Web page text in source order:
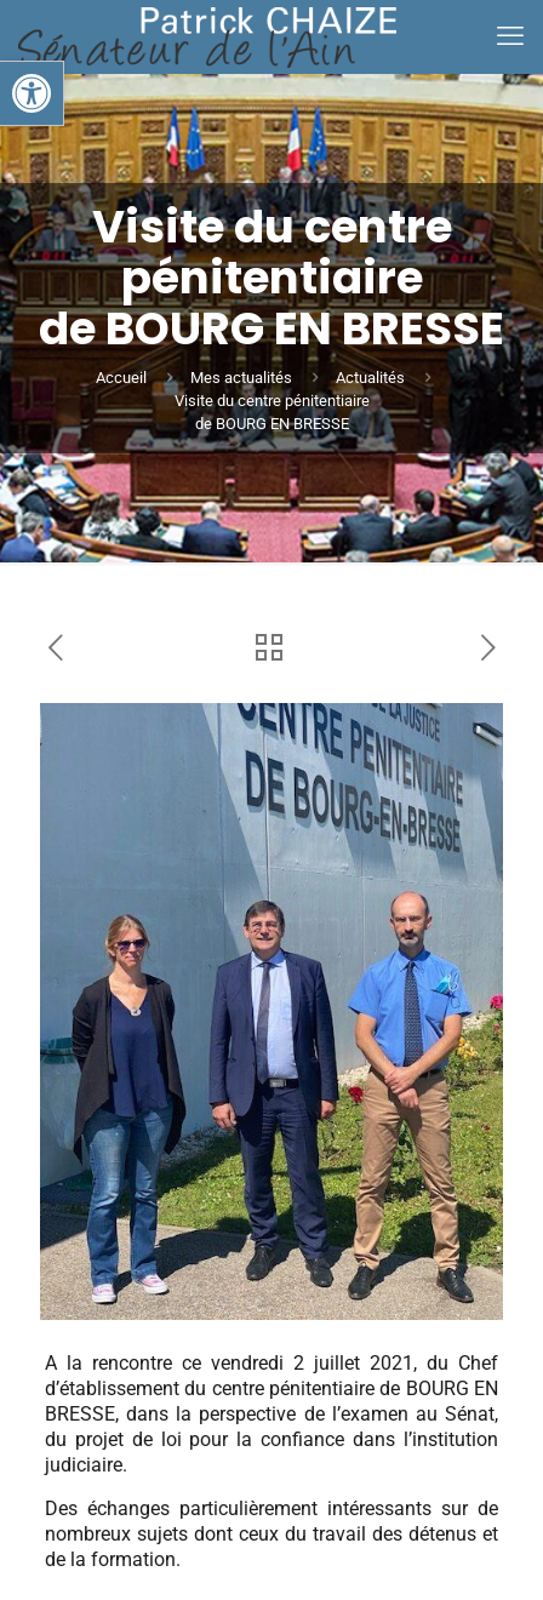
Ouvrir la barre d’outils
Visite du centre
pénitentiaire
de BOURG EN BRESSE
Accueil Mes actualités
Actualités
Visite du centre pénitentiaire
de BOURG EN BRESSE
A la rencontre ce vendredi 2 juillet 2021, du Chef
d’établissement du centre pénitentiaire de BOURG EN
BRESSE, dans la perspective de l’examen au Sénat,
du projet de loi pour la confiance dans l’institution
judiciaire.
Des échanges particulièrement intéressants sur de
nombreux sujets dont ceux du travail des détenus et
de la formation.